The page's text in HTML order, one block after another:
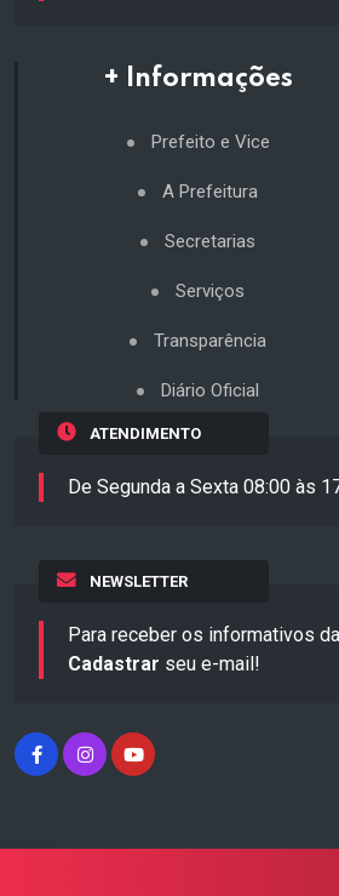
+ Informações
Prefeito e Vice
A Prefeitura
Secretarias
Serviços
Transparência
Diário Oficial
ATENDIMENTO
De Segunda a Sexta 08:00 às
NEWSLETTER
Para receber os informativos
Cadastrar seu e-mail!